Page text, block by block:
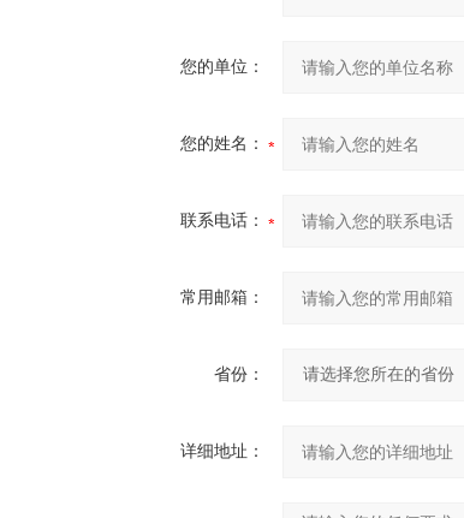
您的单位：
您的姓名：
联系电话：
常用邮箱：
省份：
详细地址：